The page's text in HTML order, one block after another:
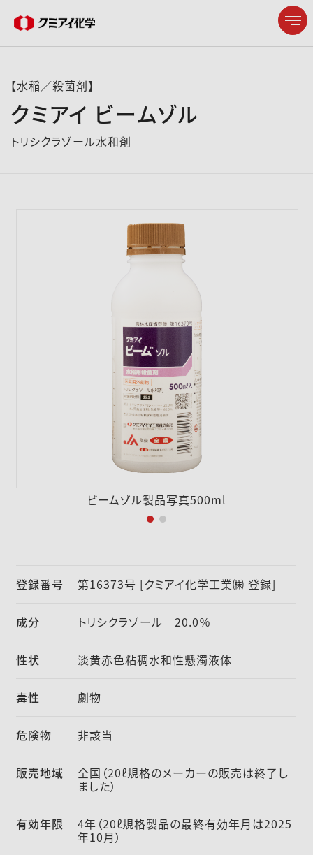
お問い合わせ English
企業情報
【水稲／殺菌剤】
クミアイ ビームゾル
トリシクラゾール水和剤
ビームゾル製品写真500ml
登録番号 第16373号 [クミアイ化学工業㈱ 登録]
成分 トリシクラゾール 20.0％
性状 淡黄赤色粘稠水和性懸濁液体
毒性 劇物
危険物 非該当
販売地域 全国（20ℓ規格のメーカーの販売は終了し
ました）
有効年限 4年（20ℓ規格製品の最終有効年月は2025
年10月）